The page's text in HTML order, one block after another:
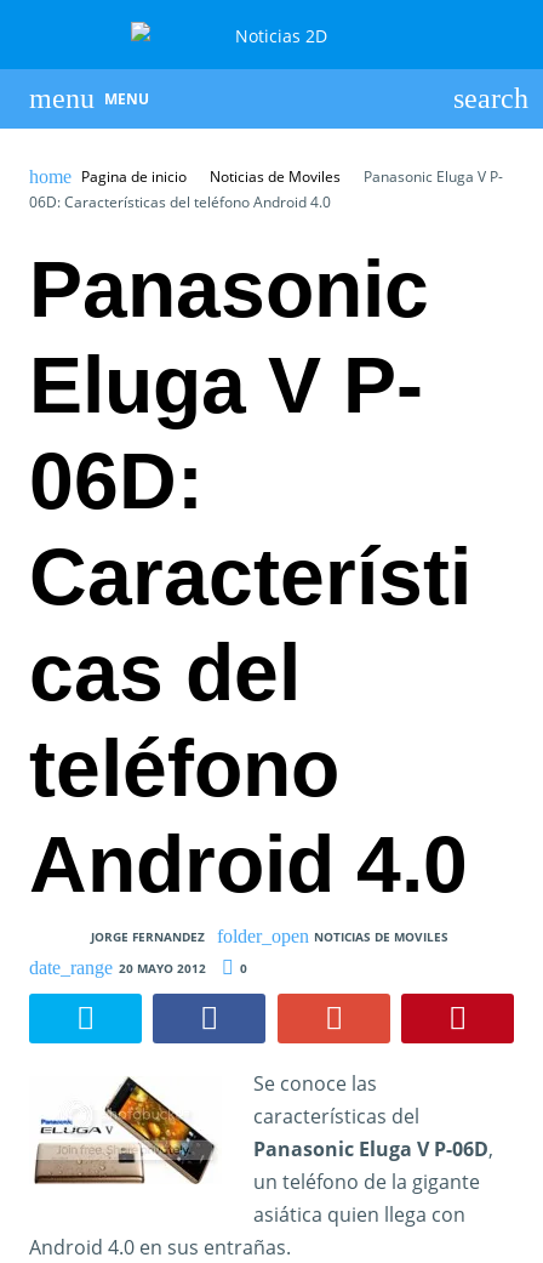
MENU
Pagina de inicio Noticias de Moviles
Panasonic Eluga V P-
06D: Características del teléfono Android 4.0
Panasonic
Eluga V P-
06D:
Característi
cas del
teléfono
Android 4.0
JORGE FERNANDEZ
NOTICIAS DE MOVILES
20 MAYO 2012
0
Se conoce las
características del
Panasonic Eluga V P-06D,
un teléfono de la gigante
asiática quien llega con
Android 4.0 en sus entrañas.